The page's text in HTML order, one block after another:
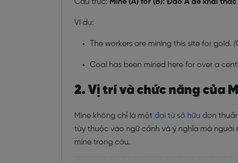
Cấu trúc: Mine (A) for (B): Đào A để khai thác
Ví dụ:
The workers are mining this site for gold.
Coal has been mined here for over a
2. Vị trí và chức năng của
Mine không chỉ là một đại từ sở hữu đơn
tùy thuộc vào ngữ cảnh và ý nghĩa mà
mine trong câu.